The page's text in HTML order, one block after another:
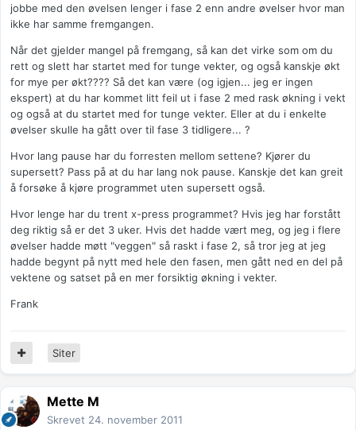
jobbe med den øvelsen lenger i fase 2 enn andre øvelser hvor man
ikke har samme fremgangen.
Når det gjelder mangel på fremgang, så kan det virke som om du
rett og slett har startet med for tunge vekter, og også kanskje økt
for mye per økt???? Så det kan være (og igjen... jeg er ingen
ekspert) at du har kommet litt feil ut i fase 2 med rask økning i vekt
og også at du startet med for tunge vekter. Eller at du i enkelte
øvelser skulle ha gått over til fase 3 tidligere... ?
Hvor lang pause har du forresten mellom settene? Kjører du
supersett? Pass på at du har lang nok pause. Kanskje det kan greit
å forsøke å kjøre programmet uten supersett også.
Hvor lenge har du trent x-press programmet? Hvis jeg har forstått
deg riktig så er det 3 uker. Hvis det hadde vært meg, og jeg i flere
øvelser hadde møtt "veggen" så raskt i fase 2, så tror jeg at jeg
hadde begynt på nytt med hele den fasen, men gått ned en del på
vektene og satset på en mer forsiktig økning i vekter.
Frank
Siter
Mette M
Skrevet 24. november 2011